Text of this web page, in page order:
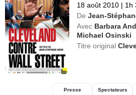
18 août 2010 | 1h
De Jean-
Avec Barbara
Michael Osinski
Titre original
Presse Spectateurs